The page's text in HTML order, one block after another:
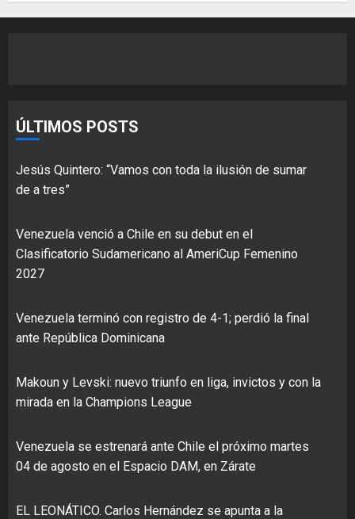
ÚLTIMOS POSTS
Jesús Quintero: “Vamos con toda la ilusión de sumar
de a tres”
Venezuela venció a Chile en su debut en el
Clasificatorio Sudamericano al AmeriCup Femenino
2027
Venezuela terminó con registro de 4-1; perdió la final
ante República Dominicana
Makoun y Levski: nuevo triunfo en liga, invictos y con la
mirada en la Champions League
Venezuela se estrenará ante Chile el próximo martes
04 de agosto en el Espacio DAM, en Zárate
EL LEONÁTICO. Carlos Hernández se apunta a la